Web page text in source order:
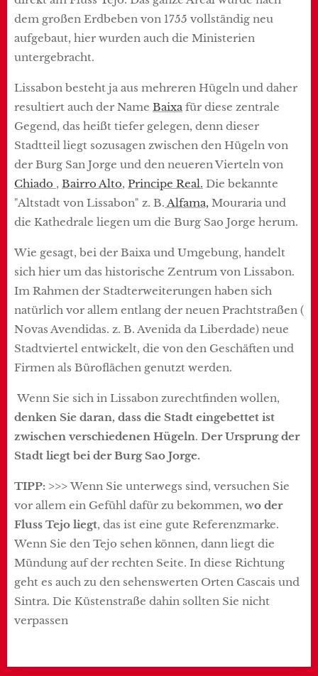
dem großen Erdbeben von 1755 vollständig neu
aufgebaut, hier wurden auch die Ministerien
untergebracht.
Lissabon besteht ja aus mehreren Hügeln und daher
resultiert auch der Name Baixa für diese zentrale
Gegend, das heißt tiefer gelegen, denn dieser
Stadtteil liegt sozusagen zwischen den Hügeln von
der Burg San Jorge und den neueren Vierteln von
Chiado , Bairro Alto, Principe Real. Die bekannte
"Altstadt von Lissabon" z. B. Alfama, Mouraria und
die Kathedrale liegen um die Burg Sao Jorge herum.
Wie gesagt, bei der Baixa und Umgebung, handelt
sich hier um das historische Zentrum von Lissabon.
Im Rahmen der Stadterweiterungen haben sich
natürlich vor allem entlang der neuen Prachtstraßen (
Novas Avendidas. z. B. Avenida da Liberdade) neue
Stadtviertel entwickelt, die von den Geschäften und
Firmen als Büroflächen genutzt werden.
Wenn Sie sich in Lissabon zurechtfinden wollen,
denken Sie daran, dass die Stadt eingebettet ist
zwischen verschiedenen Hügeln. Der Ursprung der
Stadt liegt bei der Burg Sao Jorge.
TIPP: >>> Wenn Sie unterwegs sind, versuchen Sie
vor allem ein Gefühl dafür zu bekommen, wo der
Fluss Tejo liegt, das ist eine gute Referenzmarke.
Wenn Sie den Tejo sehen können, dann liegt die
Mündung auf der rechten Seite. In diese Richtung
geht es auch zu den sehenswerten Orten Cascais und
Sintra. Die Küstenstraße dahin sollten Sie nicht
verpassen